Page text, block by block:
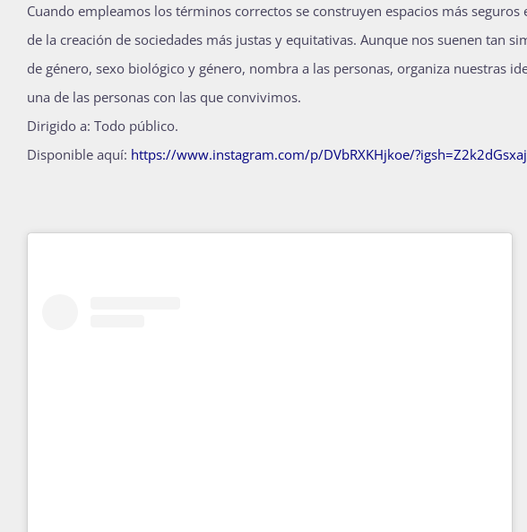
Cuando empleamos los términos correctos se construyen espacios más
de la creación de sociedades más justas y equitativas. Aunque nos suenen tan
de género, sexo biológico y género, nombra a las personas, organiza nuestras
una de las personas con las que convivimos.
Dirigido a: Todo público.
Disponible aquí: https://www.instagram.com/p/DVbRXKHjkoe/